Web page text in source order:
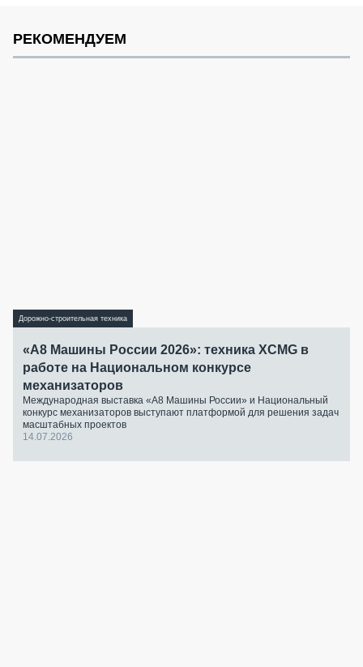
РЕКОМЕНДУЕМ
Дорожно-строительная техника
«А8 Машины России 2026»: техника XCMG в
работе на Национальном конкурсе
механизаторов
Международная выставка «А8 Машины России» и Национальный
конкурс механизаторов выступают платформой для решения задач
масштабных проектов
14.07.2026